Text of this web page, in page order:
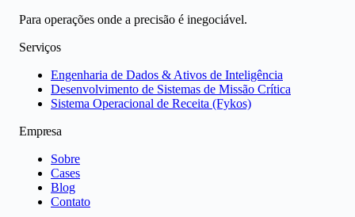
Para operações onde a precisão é inegociável.
Serviços
Engenharia de Dados & Ativos de Inteligência
Desenvolvimento de Sistemas de Missão Crítica
Sistema Operacional de Receita (Fykos)
Empresa
Sobre
Cases
Blog
Contato